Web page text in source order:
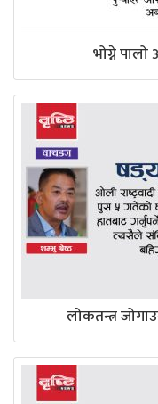
भोग्ने
लोकतन्त्र